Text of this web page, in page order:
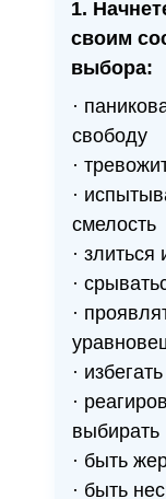
1.
своим
выбора:
·
свободу
·
·
смелость
·
·
·
·
·
выбирать
· быть
· быть